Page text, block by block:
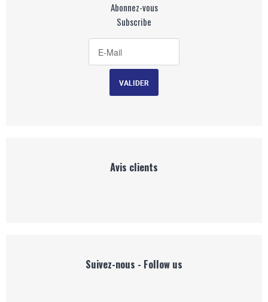
Abonnez-vous
Subscribe
Avis clients
Suivez-nous - Follow us